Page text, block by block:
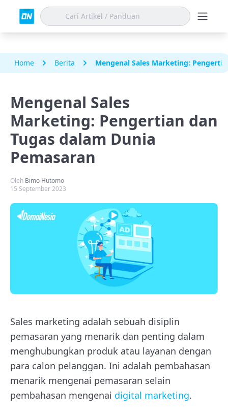
Home Berita Mengenal Sales Marketing:
Mengenal Sales
Marketing: Pengertian dan
Tugas dalam Dunia
Pemasaran
Oleh Bimo Hutomo
15 September 2023
Sales marketing adalah sebuah disiplin
pemasaran yang menarik dan penting dalam
menghubungkan produk atau layanan dengan
para calon pelanggan. Ini adalah pembahasan
menarik mengenai pemasaran selain
pembahasan mengenai digital marketing.